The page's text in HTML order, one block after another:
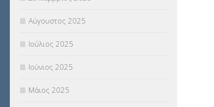
Αύγουστος 2025
Ιούλιος 2025
Ιούνιος 2025
Μάιος 2025